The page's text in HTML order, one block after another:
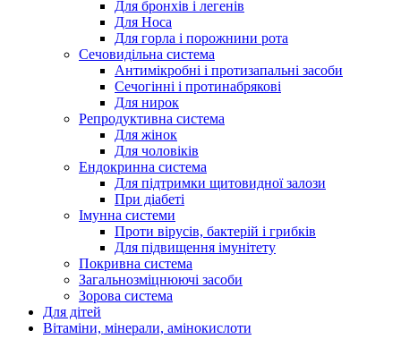
Для бронхів і легенів
Для Носа
Для горла і порожнини рота
Сечовидільна система
Антимікробні і протизапальні засоби
Сечогінні і протинабрякові
Для нирок
Репродуктивна система
Для жінок
Для чоловіків
Ендокринна система
Для підтримки щитовидної залози
При діабеті
Імунна системи
Проти вірусів, бактерій і грибків
Для підвищення імунітету
Покривна система
Загальнозміцнюючі засоби
Зорова система
Для дітей
Вітаміни, мінерали, амінокислоти